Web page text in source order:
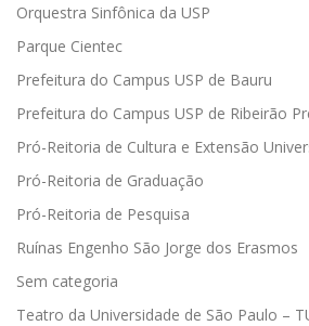
Orquestra Sinfônica da USP
Parque Cientec
Prefeitura do Campus USP de Bauru
Prefeitura do Campus USP de Ribeirão
Pró-Reitoria de Cultura e Extensão
Pró-Reitoria de Graduação
Pró-Reitoria de Pesquisa
Ruínas Engenho São Jorge dos Erasmos
Sem categoria
Teatro da Universidade de São Paulo –